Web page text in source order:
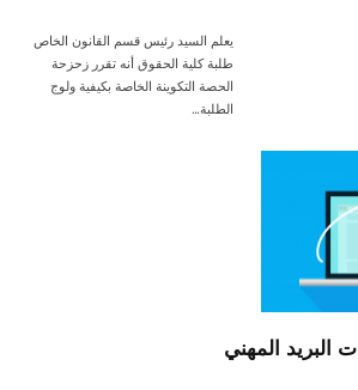
يعلم السيد رئيس قسم القانون الخاص
طلبة كلية الحقوق أنه تقرر زحزحة
الحصة التكوينة الخاصة بكيفية ولوج
الطلبة…
البريد المهني